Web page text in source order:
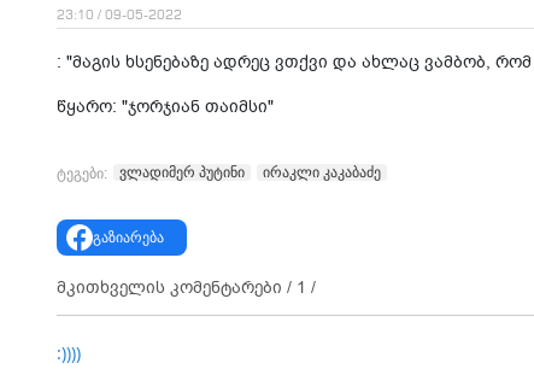
23:10 / 09-05-2022
: "მაგის ხსენებაზე ადრეც ვთქვი და ახლაც ვამბობ,
წყარო: "ჯორჯიან თაიმსი"
ტეგები: ვლადიმერ პუტინი ირაკლი კაკაბაძე
გაზიარება
მკითხველის კომენტარები / 1 /
:))))